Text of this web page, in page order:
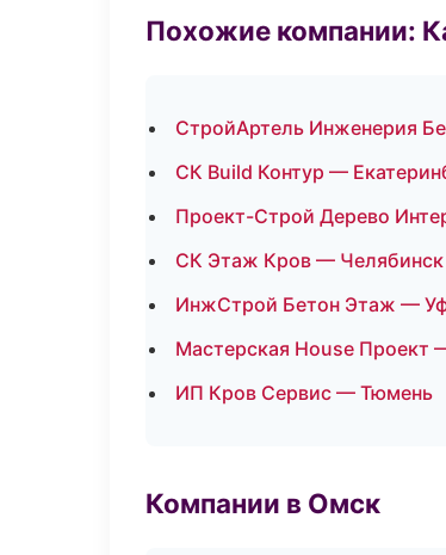
Похожие компании:
СтройАртель Инженерия
СК Build Контур —
Проект-Строй Дерево
СК Этаж Кров — Челябинск
ИнжСтрой Бетон Этаж —
Мастерская House Проект
ИП Кров Сервис — Тюмень
Компании в Омск